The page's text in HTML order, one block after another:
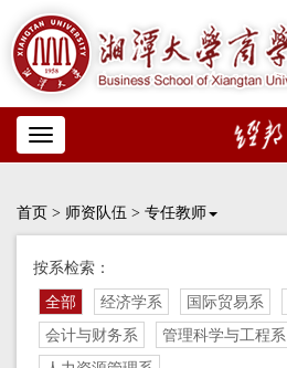
Toggle
navigation
首页 > 师资队伍 > 专任教师
按系检索：
全部 经济学系 国际贸易系
会计与财务系
管理科学与工程系